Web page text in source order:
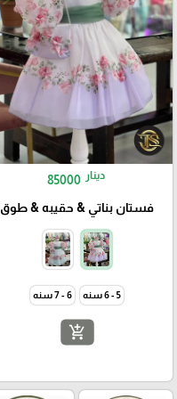
85000 دينار
فستان بناتي & حقيبه & طوق
5 - 6 سنه 6 - 7 سنه
add_shopping_cart